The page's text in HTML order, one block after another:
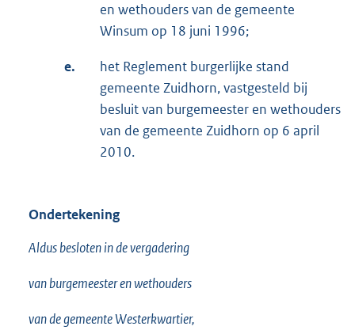
en wethouders van de gemeente
Winsum op 18 juni 1996;
e.
het Reglement burgerlijke stand
gemeente Zuidhorn, vastgesteld bij
besluit van burgemeester en wethouders
van de gemeente Zuidhorn op 6 april
2010.
Ondertekening
Aldus besloten in de vergadering
van burgemeester en wethouders
van de gemeente Westerkwartier,